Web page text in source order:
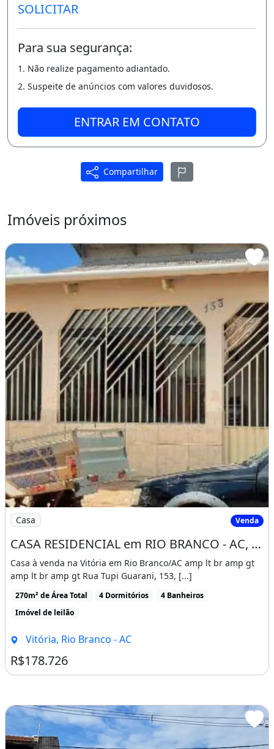
SOLICITAR
Para sua segurança:
1. Não realize pagamento adiantado.
2. Suspeite de anúncios com valores duvidosos.
ENTRAR EM CONTATO
Compartilhar
Imóveis próximos
Imagem: CASA RESIDENCIAL em RIO BRANCO - AC,
Casa Venda
CASA RESIDENCIAL em RIO BRANCO - AC, VITÓRIA
Casa à venda na Vitória em Rio Branco/AC amp lt br amp gt
amp lt br amp gt Rua Tupi Guarani, 153, [...]
270m² de Área Total 4 Dormitórios
4 Banheiros
Imóvel de leilão
Vitória, Rio Branco - AC
R$178.726